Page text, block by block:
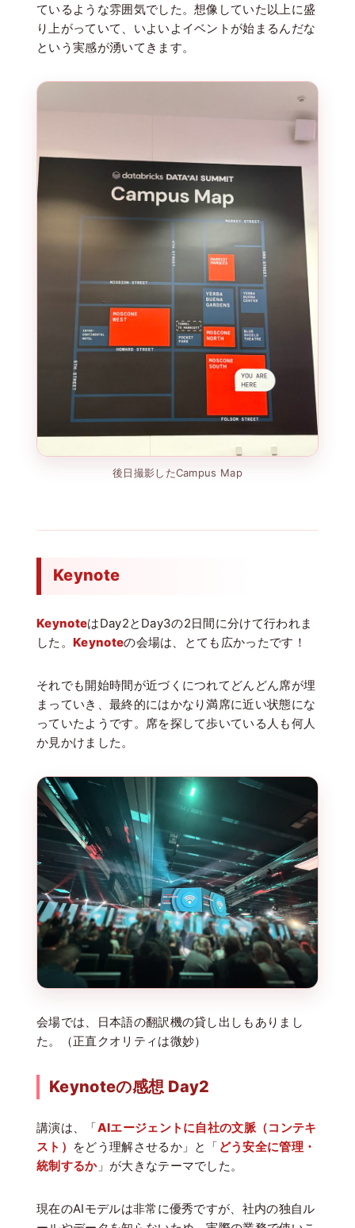
ているような雰囲気でした。想像していた以上に盛
り上がっていて、いよいよイベントが始まるんだな
という実感が湧いてきます。
後日撮影したCampus Map
Keynote
KeynoteはDay2とDay3の2日間に分けて行われま
した。 Keynoteの会場は、とても広かったです！
それでも開始時間が近づくにつれてどんどん席が埋
まっていき、最終的にはかなり満席に近い状態にな
っていたようです。席を探して歩いている人も何人
か見かけました。
会場では、日本語の翻訳機の貸し出しもありまし
た。（正直クオリティは微妙）
Keynoteの感想 Day2
講演は、「AIエージェントに自社の文脈（コンテキ
スト） をどう理解させるか」と「 どう安全に管理・
統制するか」が大きなテーマでした。
現在のAIモデルは非常に優秀ですが、社内の独自ル